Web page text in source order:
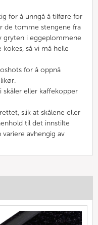
for å unngå å tilføre for
de tomme stengene fra
gryten i eggeplommene
så vi må helle
for å oppnå
skåler eller kaffekopper
slik at skålene eller
til det innstilte
avhengig av